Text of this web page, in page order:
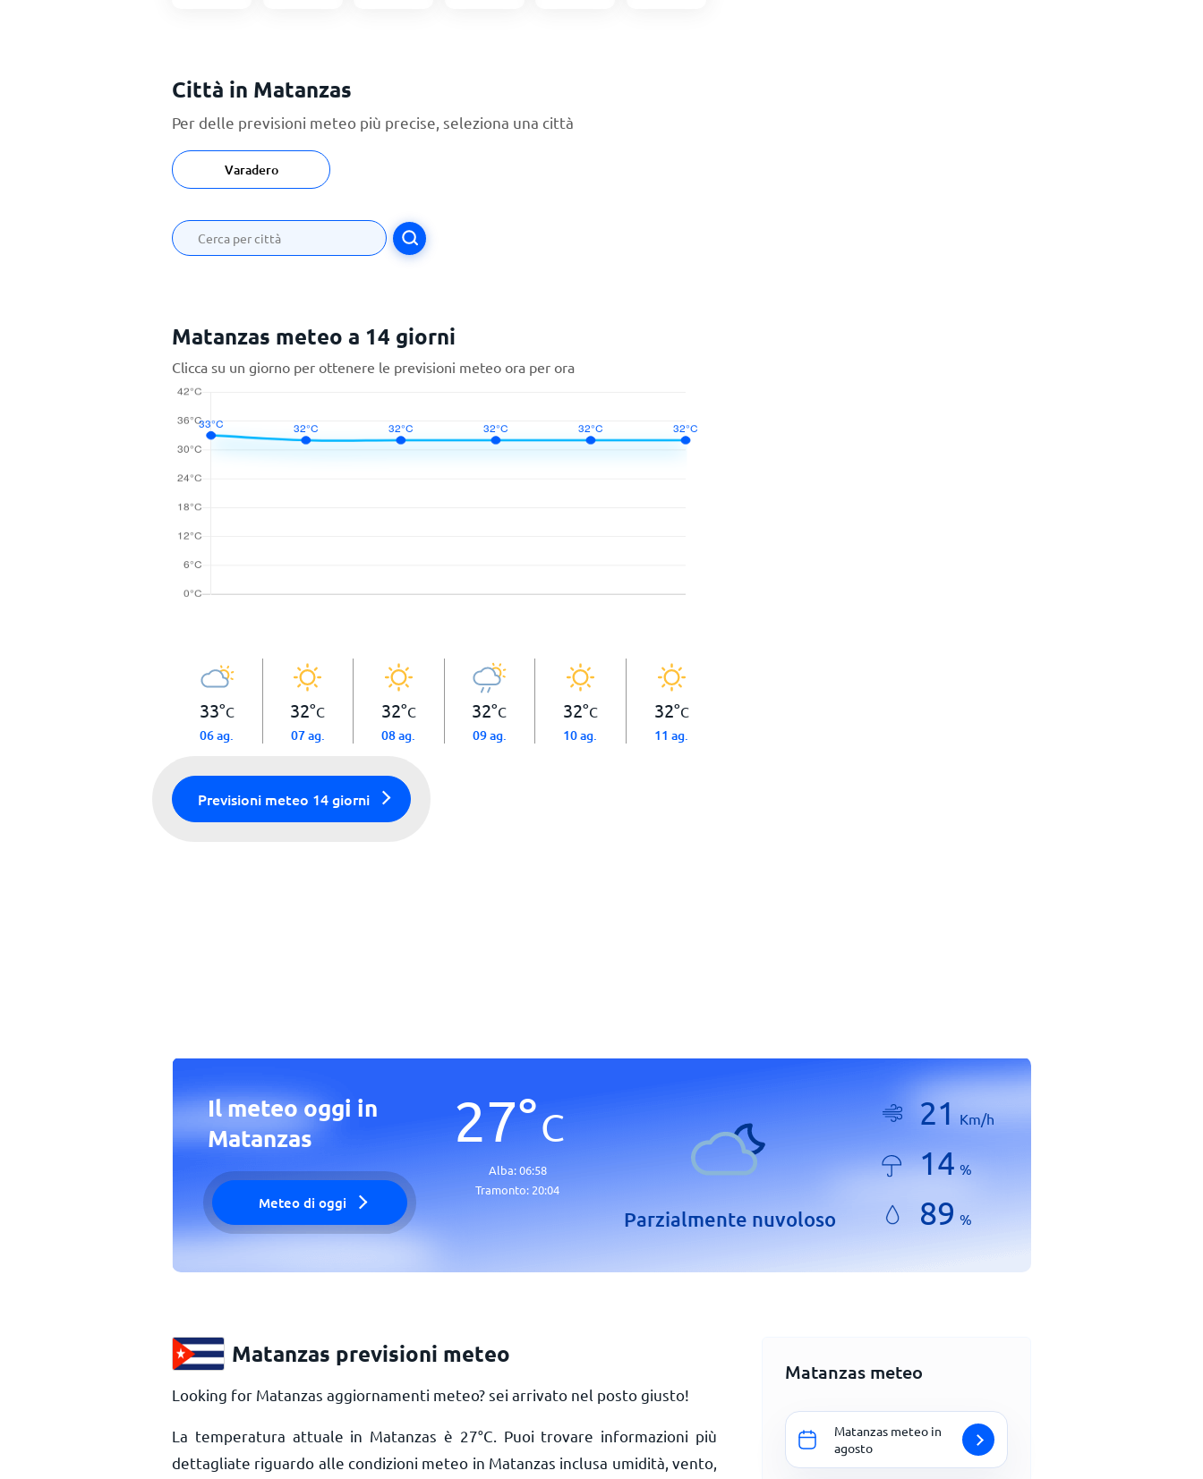
Città in Matanzas
Per delle previsioni meteo più precise, seleziona una città
Varadero
Matanzas meteo a 14 giorni
Clicca su un giorno per ottenere le previsioni meteo ora per ora
33°C
06 ag.
32°C
07 ag.
32°C
08 ag.
32°C
09 ag.
32°C
10 ag.
32°C
11 ag.
Previsioni meteo 14 giorni
Il meteo oggi in
Matanzas
Meteo di oggi
27°C
Alba:06:58
Tramonto: 20:04
Parzialmente nuvoloso
21 Km/h
14 %
89 %
Matanzas previsioni meteo
Looking for Matanzas aggiornamenti meteo? sei arrivato nel posto giusto!
La temperatura attuale in Matanzas è 27°C . Puoi trovare informazioni più
dettagliate riguardo alle condizioni meteo in Matanzas inclusa umidità, vento,
Matanzas meteo
Matanzas meteo in
agosto